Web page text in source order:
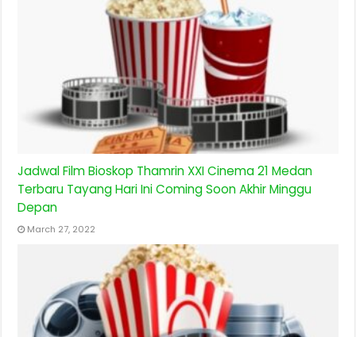
Jadwal Film Bioskop Thamrin XXI Cinema 21 Medan
Terbaru Tayang Hari Ini Coming Soon Akhir Minggu
Depan
March 27, 2022